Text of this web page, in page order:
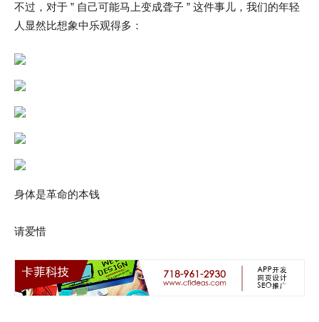
不过，对于 ” 自己可能马上变成聋子 ” 这件事儿，我们的年轻
人显然比想象中乐观得多：
身体是革命的本钱
请爱惜